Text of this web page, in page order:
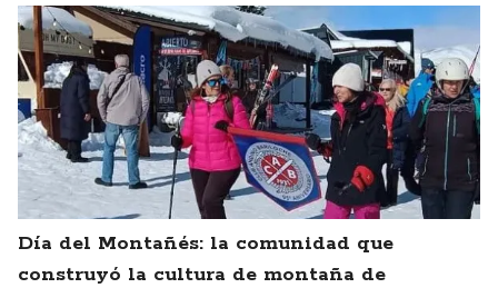
Día del Montañés: la comunidad que
construyó la cultura de montaña de